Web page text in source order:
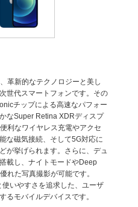
革新的なテクノロジーと美し
世代スマートフォンです。その
チップによる高速なパフォー
なSuper Retina XDRディスプ
利なワイヤレス充電やアクセ
な磁気接続、そして5G対応に
が挙げられます。さらに、デュ
載し、ナイトモードやDeep
れた写真撮影が可能です。
使いやすさを追求した、ユーザ
るモバイルデバイスです。